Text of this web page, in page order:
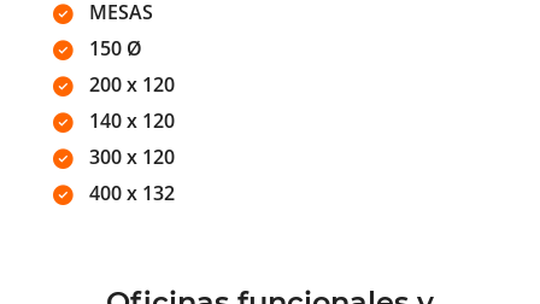
MESAS
150 Ø
200 x 120
140 x 120
300 x 120
400 x 132